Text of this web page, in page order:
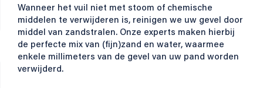
Wanneer het vuil niet met stoom of chemische
middelen te verwijderen is, reinigen we uw gevel door
middel van zandstralen. Onze experts maken hierbij
de perfecte mix van (fijn)zand en water, waarmee
enkele millimeters van de gevel van uw pand worden
verwijderd.